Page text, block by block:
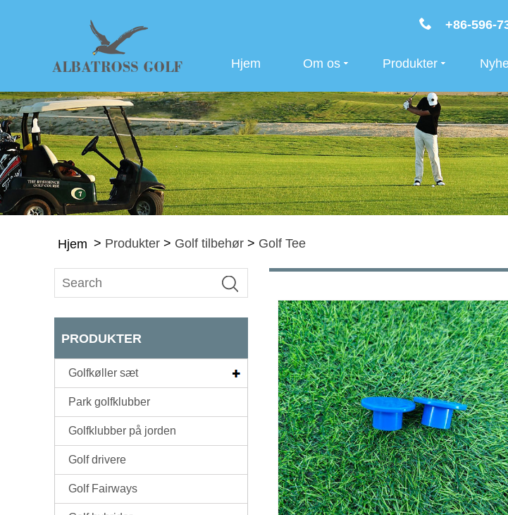
+86-596-
Hjem Om os Produkter
Hjem > Produkter > Golf tilbehør > Golf Tee
PRODUKTER
Golfkøller sæt
Park golfklubber
Golfklubber på jorden
Golf drivere
Golf Fairways